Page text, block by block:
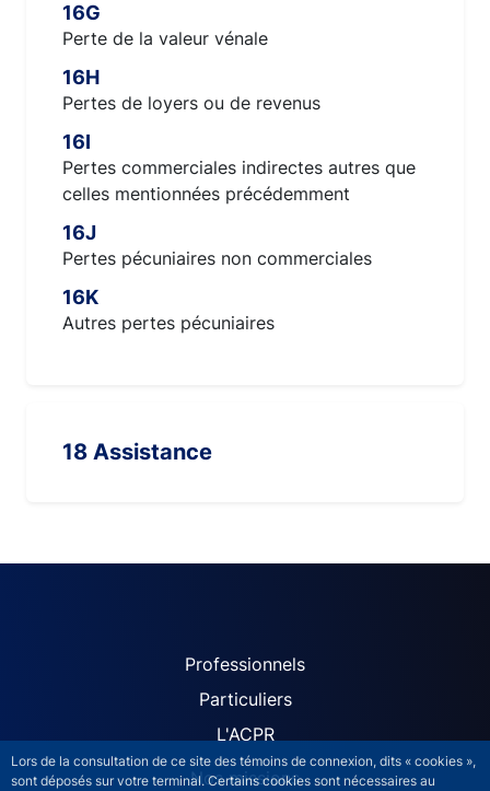
Lors de la consultation de ce site des témoins de connexion, dits « cookies »,
sont déposés sur votre terminal. Certains cookies sont nécessaires au
16G
Perte de la valeur vénale
16H
Pertes de loyers ou de revenus
16I
Pertes commerciales indirectes autres que
celles mentionnées précédemment
16J
Pertes pécuniaires non commerciales
16K
Autres pertes pécuniaires
18 Assistance
ACPR site navigation
Professionnels
Particuliers
L'ACPR
Nos missions